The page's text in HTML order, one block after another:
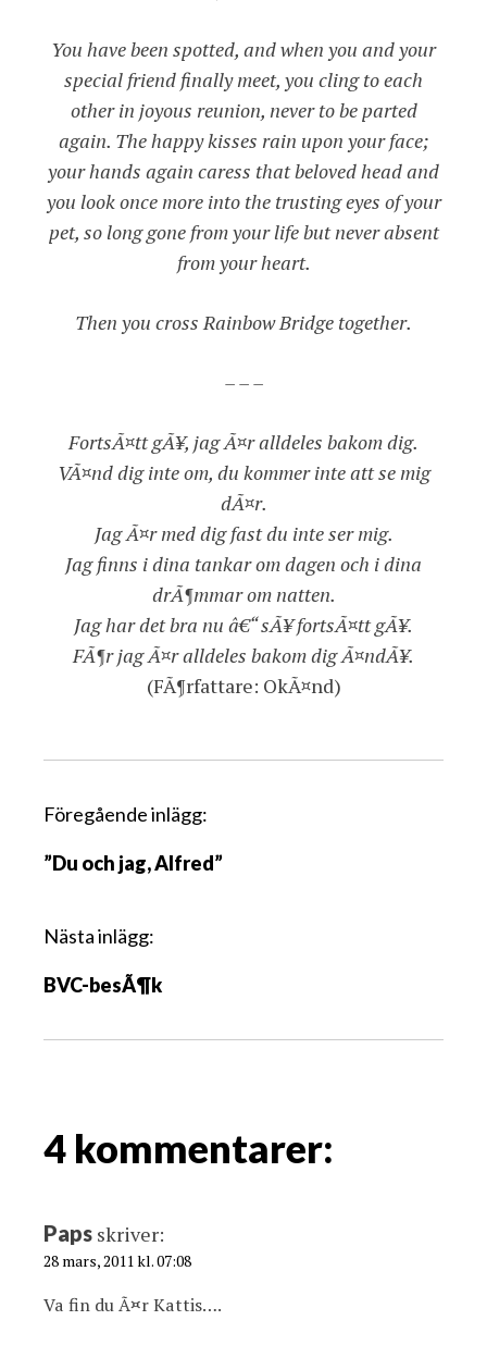
You have been spotted, and when you and your
special friend finally meet, you cling to each
other in joyous reunion, never to be parted
again. The happy kisses rain upon your face;
your hands again caress that beloved head and
you look once more into the trusting eyes of your
pet, so long gone from your life but never absent
from your heart.
Then you cross Rainbow Bridge together.
– – –
FortsÃ¤tt gÃ¥, jag Ã¤r alldeles bakom dig.
VÃ¤nd dig inte om, du kommer inte att se mig
dÃ¤r.
Jag Ã¤r med dig fast du inte ser mig.
Jag finns i dina tankar om dagen och i dina
drÃ¶mmar om natten.
Jag har det bra nu â€“ sÃ¥ fortsÃ¤tt gÃ¥.
FÃ¶r jag Ã¤r alldeles bakom dig Ã¤ndÃ¥.
(FÃ¶rfattare: OkÃ¤nd)
I
g
s
a
g
a
i
o
Föregående inlägg:
”Du och jag, Alfred”
Nästa inlägg:
BVC-besÃ¶k
4 kommentarer:
Paps skriver:
28 mars, 2011 kl. 07:08
Va fin du Ã¤r Kattis….